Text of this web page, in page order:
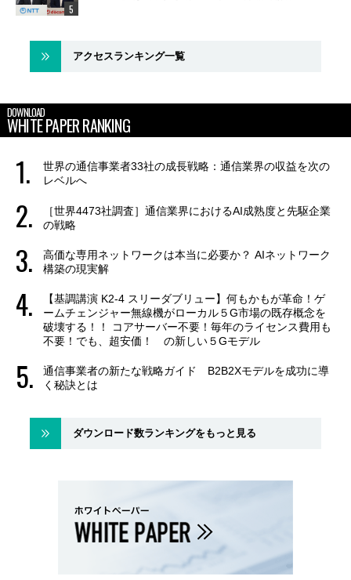
アクセスランキング一覧
DOWNLOAD
WHITE PAPER RANKING
世界の通信事業者33社の成長戦略：通信業界の収益を次の
レベルへ
［世界4473社調査］通信業界におけるAI成熟度と先駆企業
の戦略
高価な専用ネットワークは本当に必要か？ AIネットワーク
構築の現実解
【基調講演 K2-4 スリーダブリュー】何もかもが革命！ゲ
ームチェンジャー無線機がローカル５G市場の既存概念を
破壊する！！ コアサーバー不要！毎年のライセンス費用も
不要！でも、超安価！ の新しい５Gモデル
通信事業者の新たな戦略ガイド B2B2Xモデルを成功に導
く秘訣とは
ダウンロード数ランキングをもっと見る